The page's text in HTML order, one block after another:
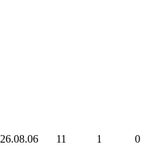
26.08.06 11 1 0